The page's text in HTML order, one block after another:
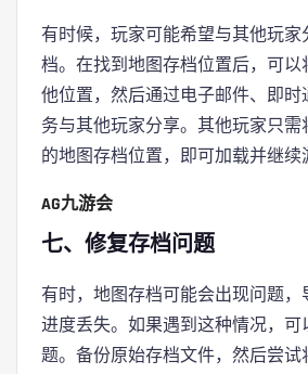
有时候，玩家可能希望与其他玩家
档。在找到地图存档位置后，可
他位置，然后通过电子邮件、即时
务与其他玩家分享。其他玩家只
的地图存档位置，即可加载并继续
AG九游会
七、修复存档问题
有时，地图存档可能会出现问题
进度丢失。如果遇到这种情况，可
题。备份原始存档文件，然后尝